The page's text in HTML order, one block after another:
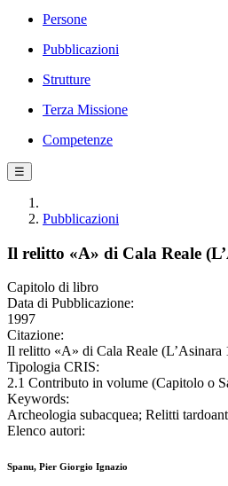
Persone
Pubblicazioni
Strutture
Terza Missione
Competenze
☰
Pubblicazioni
Il relitto «A» di Cala Reale
Capitolo di libro
Data di Pubblicazione:
1997
Citazione:
Il relitto «A» di Cala Reale
Tipologia CRIS:
2.1 Contributo in volume (Capitolo o
Keywords:
Archeologia subacquea; Relitti
Elenco autori:
Spanu, Pier Giorgio Ignazio